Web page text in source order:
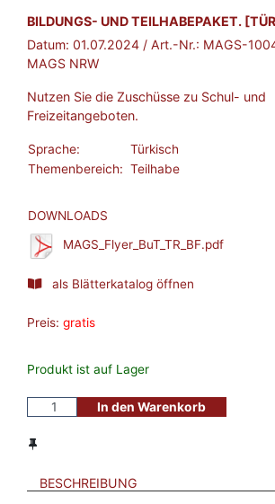
BROSCHÜRE:
BILDUNGS- UND TEILHABEPAKET.
Datum: 01.07.2024 / Art.-Nr.: MAGS-
MAGS NRW
Nutzen Sie die Zuschüsse zu Schul- und
Freizeitangeboten.
Sprache:
Türkisch
Themenbereich: Teilhabe
DOWNLOADS
MAGS_Flyer_BuT_TR_BF.pdf
als Blätterkatalog öffnen
Preis: gratis
Produkt ist auf Lager
In den Warenkorb
BESCHREIBUNG